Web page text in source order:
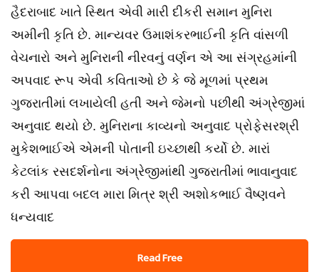
હૈદરાબાદ ખાતે સ્થિત એવી મારી દીકરી સમાન મુનિરા
અમીની કૃતિ છે. માન્યવર ઉમાશંકરભાઈની કૃતિ વાંસળી
વેચનારો અને મુનિરાની નીરવનું વર્ણન એ આ સંગ્રહમાંની
અપવાદ રૂપ એવી કવિતાઓ છે કે જે મૂળમાં પ્રથમ
ગુજરાતીમાં લખાયેલી હતી અને જેમનો પછીથી અંગ્રેજીમાં
અનુવાદ થયો છે. મુનિરાના કાવ્યનો અનુવાદ પ્રોફેસરશ્રી
મુકેશભાઈએ એમની પોતાની ઇચ્છાથી કર્યો છે. મારાં
કેટલાંક રસદર્શનોના અંગ્રેજીમાંથી ગુજરાતીમાં ભાવાનુવાદ
કરી આપવા બદલ મારા મિત્ર શ્રી અશોકભાઈ વૈષ્ણવને
ધન્યવાદ
Read Free